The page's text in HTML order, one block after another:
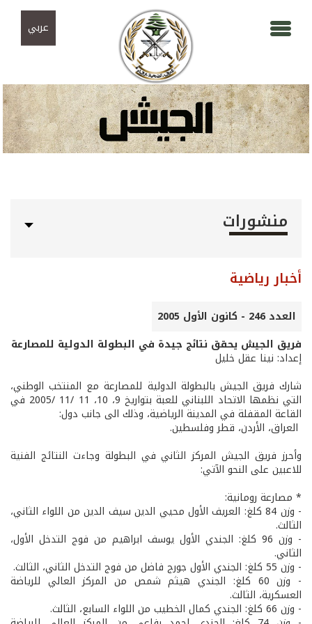
عربي
منشورات
أخبار رياضية
العدد 246 - كانون الأول 2005
فريق الجيش يحقق نتائج جيدة في البطولة الدولية للمصارعة
إعداد: نينا عقل خليل
شارك فريق الجيش بالبطولة الدولية للمصارعة مع المنتخب الوطني،
التي نظمها الاتحاد اللبناني للعبة بتواريخ 9، 10، 11 /11 /2005 في
القاعة المقفلة في المدينة الرياضية، وذلك الى جانب دول:
العراق، الأردن، قطر وفلسطين.
وأحرز فريق الجيش المركز الثاني في البطولة وجاءت النتائج الفنية
للاعبين على النحو الآتي:
* مصارعة رومانية:
- وزن 84 كلغ: العريف الأول محيي الدين سيف الدين من اللواء الثاني،
الثالث.
- وزن 96 كلغ: الجندي الأول يوسف ابراهيم من فوج التدخل الأول،
الثاني.
- وزن 55 كلغ: الجندي الأول جورج فاضل من فوج التدخل الثاني، الثالث.
- وزن 60 كلغ: الجندي هيثم شمص من المركز العالي للرياضة
العسكرية، الثالث.
- وزن 66 كلغ: الجندي كمال الخطيب من اللواء السابع، الثالث.